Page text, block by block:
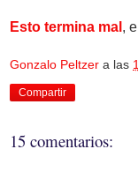
Esto termina mal ,
Gonzalo Peltzer a las
Compartir
15 comentarios: